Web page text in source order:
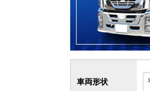
車両形状